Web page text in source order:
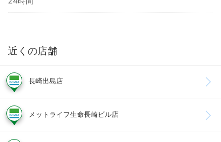
近くの店舗
長崎出島店
メットライフ生命長崎ビル店